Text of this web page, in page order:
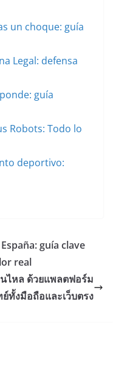
un choque: guía
Legal: defensa
guía
Robots: Todo lo
deportivo:
guía clave
real
ไหล ด้วยแพลตฟอร์ม
ทั้งมือถือและเว็บตรง